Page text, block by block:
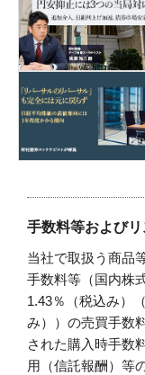
手数料等および
当社で取扱う商品
手数料等（国内株
1.43％（税込み）
み））の売買手数
された購入時手数
用（信託報酬）等